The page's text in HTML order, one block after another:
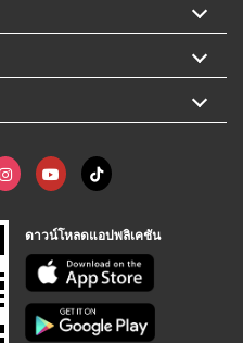
ดาวน์โหลดแอปพลิเคชัน